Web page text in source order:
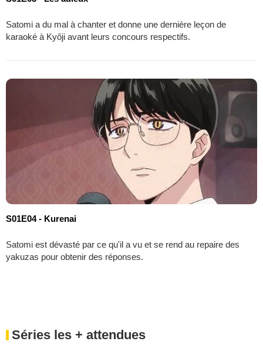
Satomi a du mal à chanter et donne une dernière leçon de
karaoké à Kyôji avant leurs concours respectifs.
S01E04 - Kurenai
Satomi est dévasté par ce qu'il a vu et se rend au repaire des
yakuzas pour obtenir des réponses.
Séries les + attendues